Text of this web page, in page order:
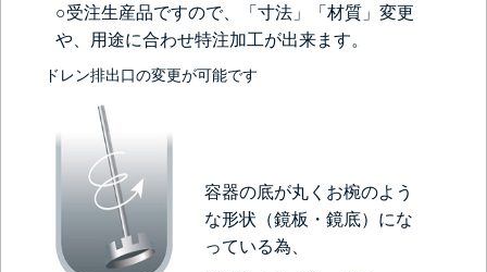
○受注生産品ですので、「寸法」「材質」変更
や、用途に合わせ特注加工が出来ます。
ドレン排出口の変更が可能です
容器の底が丸くお椀のよう
な形状（鏡板・鏡底）にな
っている為、